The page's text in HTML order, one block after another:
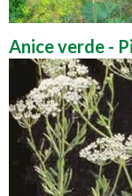
Anice verde -